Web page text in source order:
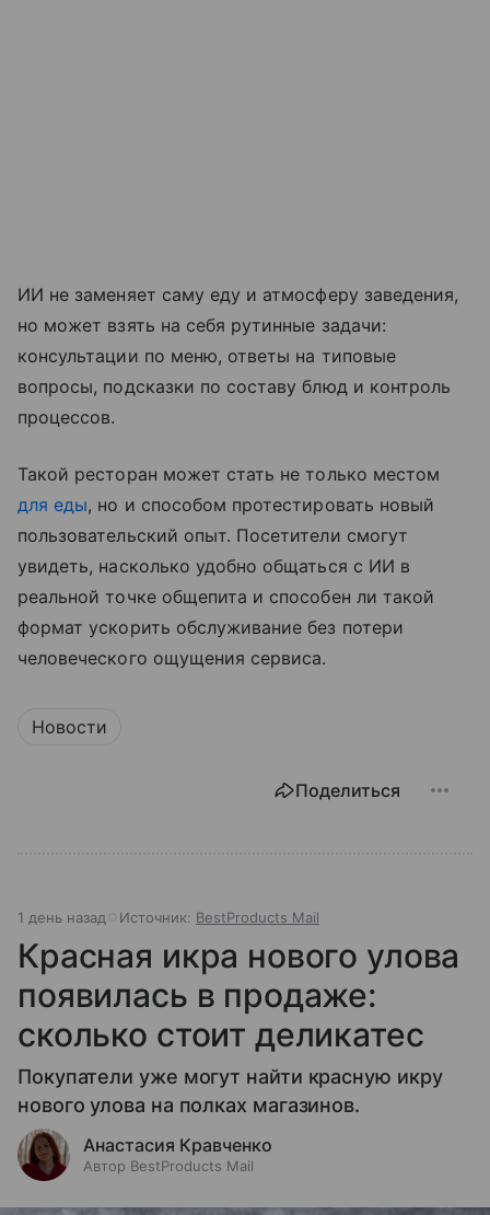
ИИ не заменяет саму еду и атмосферу заведения,
но может взять на себя рутинные задачи:
консультации по меню, ответы на типовые
вопросы, подсказки по составу блюд и контроль
процессов.
Такой ресторан может стать не только местом
для еды, но и способом протестировать новый
пользовательский опыт. Посетители смогут
увидеть, насколько удобно общаться с ИИ в
реальной точке общепита и способен ли такой
формат ускорить обслуживание без потери
человеческого ощущения сервиса.
Новости
Поделиться
1 день назад Источник: BestProducts Mail
Красная икра нового улова
появилась в продаже:
сколько стоит деликатес
Покупатели уже могут найти красную икру
нового улова на полках магазинов.
Анастасия Кравченко
Автор BestProducts Mail